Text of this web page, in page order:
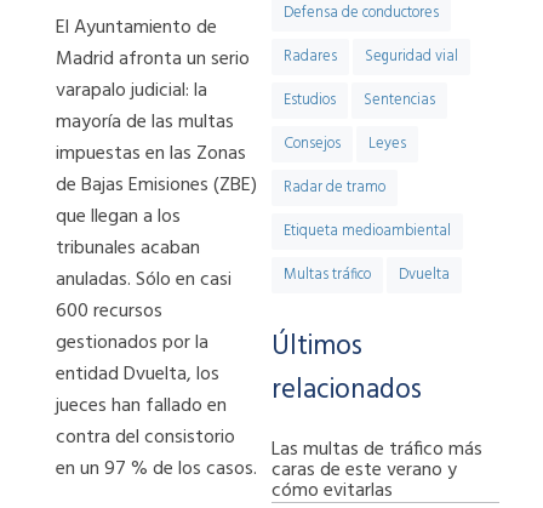
El Ayuntamiento de
Madrid afronta un serio
varapalo judicial: la
mayoría de las multas
impuestas en las Zonas
de Bajas Emisiones (ZBE)
que llegan a los
tribunales acaban
anuladas. Sólo en casi
600 recursos
gestionados por la
entidad Dvuelta, los
jueces han fallado en
contra del consistorio
en un 97 % de los casos.
Defensa de conductores
Radares
Seguridad vial
Estudios
Sentencias
Consejos
Leyes
Radar de tramo
Etiqueta medioambiental
Multas tráfico
Dvuelta
Últimos
relacionados
Las multas de tráfico más
caras de este verano y
cómo evitarlas